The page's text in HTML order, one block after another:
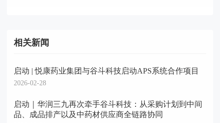
相关新闻
启动 | 悦康药业集团与谷斗科技启动APS系统合作项目
2026-02-28
启动｜华润三九再次牵手谷斗科技：从采购计划到中间
品、成品排产以及中药材供应商全链路协同